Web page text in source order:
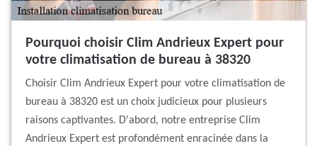
Pourquoi choisir Clim Andrieux Expert pour
votre climatisation de bureau à 38320
Choisir Clim Andrieux Expert pour votre climatisation de
bureau à 38320 est un choix judicieux pour plusieurs
raisons captivantes. D'abord, notre entreprise Clim
Andrieux Expert est profondément enracinée dans la